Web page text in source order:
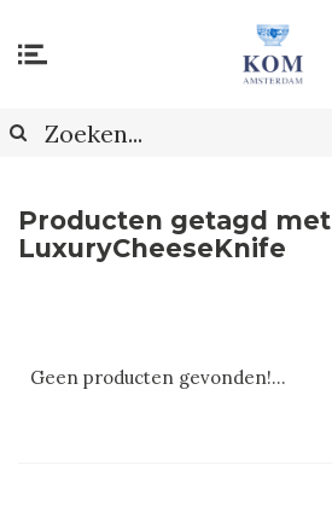
Producten getagd met
LuxuryCheeseKnife
Geen producten gevonden!...